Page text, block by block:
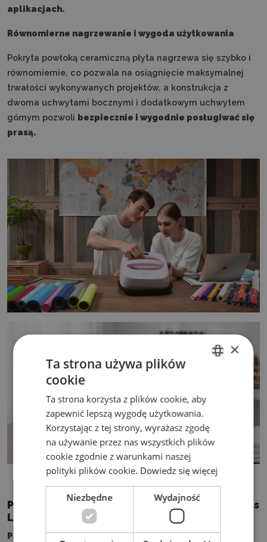
aplikacjach.
Równomierne nagrzewanie i wygoda użytkowania
Pokryta powłoką ceramiczną płyta nagrzewa się szybko i
równomiernie, co pozwala na osiągnięcie maksymalnej
trwałości wykonywanych projektów, a konstrukcja z
dwoma uchwytami bocznymi i dodatkowym uchwytem
górnym pozwoli bezpiecznie i wygodnie posługiwać się
prasą.
Przykłady zastosowania prasy Easy Heat Press
LOKLiK
Personalizacja odzieży
POLISH
×
Ta strona używa plików
cookie
Ta strona korzysta z plików cookie, aby
zapewnić lepszą wygodę użytkowania.
Korzystając z tej strony, wyrażasz zgodę
na używanie przez nas wszystkich plików
cookie zgodnie z warunkami naszej
polityki plików cookie. Dowiedz się więcej
Niezbędne Wydajność